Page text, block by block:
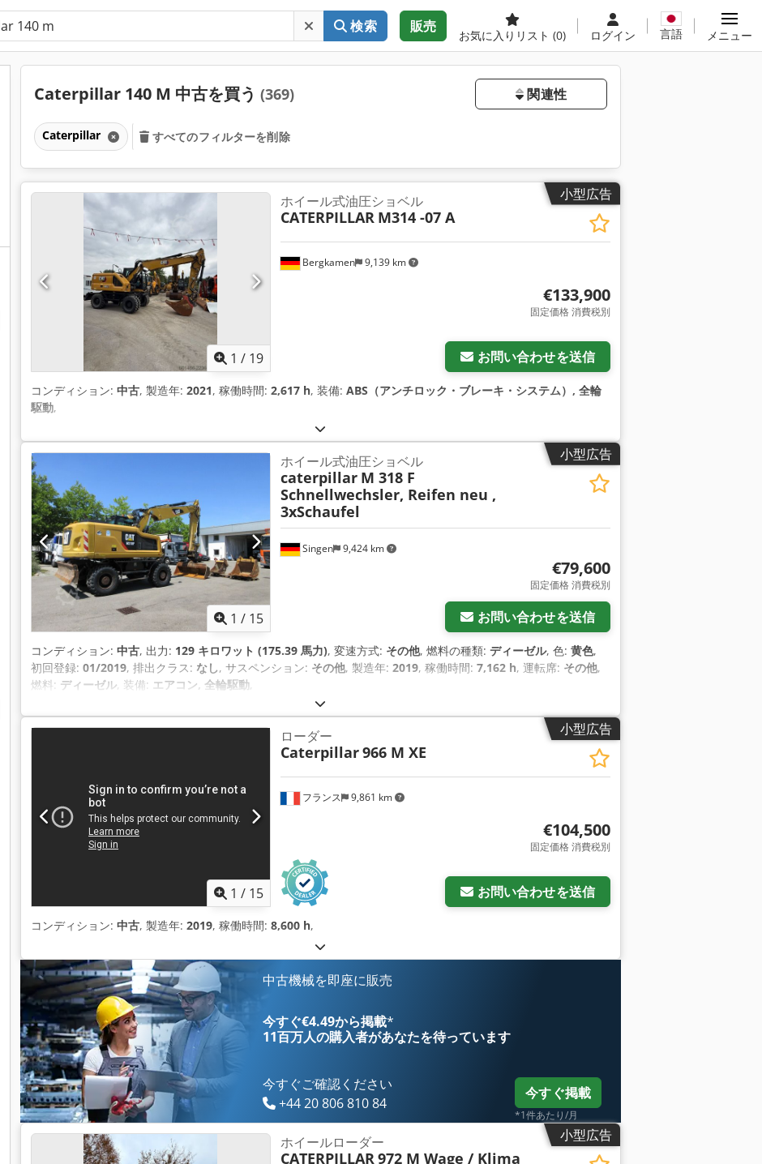
検索 販売
お気に入りリスト (0) ログイン 言語 メニュー
Caterpillar 140 M 中古を買う (369) 関連性
Caterpillar すべてのフィルターを削除
小型広告
1 / 19
Bergkamen 9,139 km
ホイール式油圧ショベル
CATERPILLAR M314 -07 A
€133,900
固定価格 消費税別
お問い合わせを送信
コンディション: 中古, 製造年: 2021, 稼働時間: 2,617 h, 装備: ABS（アンチロック・ブレーキ・システム）, 全輪
駆動,
小型広告
1 / 15
Singen 9,424 km
ホイール式油圧ショベル
caterpillar M 318 F
Schnellwechsler, Reifen neu ,
3xSchaufel
€79,600
固定価格 消費税別
お問い合わせを送信
コンディション: 中古, 出力: 129 キロワット (175.39 馬力), 変速方式: その他, 燃料の種類: ディーゼル, 色: 黄色,
初回登録: 01/2019, 排出クラス: なし, サスペンション: その他, 製造年: 2019, 稼働時間: 7,162 h, 運転席: その他,
燃料: ディーゼル, 装備: エアコン, 全輪駆動,
小型広告
1 / 15
フランス 9,861 km
ローダー
Caterpillar966 M XE
€104,500
固定価格 消費税別
お問い合わせを送信
コンディション: 中古, 製造年: 2019, 稼働時間: 8,600 h,
中古機械を即座に販売
今すぐ€4.49から掲載*
11百万人の購入者があなたを待っています
今すぐご確認ください
+44 20 806 810 84
今すぐ掲載
*1件あたり/月
小型広告
ホイールローダー
CATERPILLAR972 M Wage / Klima